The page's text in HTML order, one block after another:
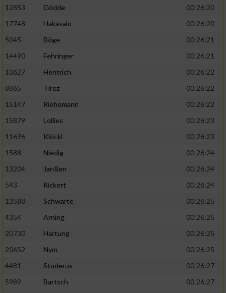
12853
Gödde
00:26:20
17748
Hakasalo
00:26:20
5045
Böge
00:26:21
14490
Fehringer
00:26:21
10627
Hentrich
00:26:22
8865
Tirez
00:26:22
15147
Riehemann
00:26:22
15879
Lollies
00:26:23
11696
Klöckl
00:26:23
1588
Niedig
00:26:24
13204
Janßen
00:26:24
543
Rickert
00:26:24
13588
Schwarte
00:26:25
4354
Arning
00:26:25
20730
Hartung
00:26:25
20652
Nym
00:26:25
4481
Studerus
00:26:27
5989
Bartsch
00:26:27